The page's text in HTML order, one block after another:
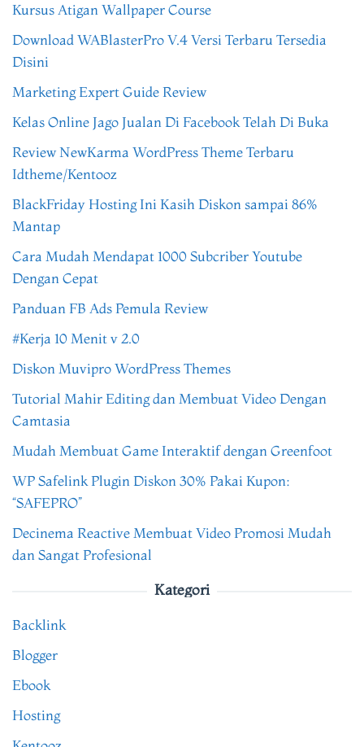
Kursus Atigan Wallpaper Course
Download WABlasterPro V.4 Versi Terbaru Tersedia
Disini
Marketing Expert Guide Review
Kelas Online Jago Jualan Di Facebook Telah Di Buka
Review NewKarma WordPress Theme Terbaru
Idtheme/Kentooz
BlackFriday Hosting Ini Kasih Diskon sampai 86%
Mantap
Cara Mudah Mendapat 1000 Subcriber Youtube
Dengan Cepat
Panduan FB Ads Pemula Review
#Kerja 10 Menit v 2.0
Diskon Muvipro WordPress Themes
Tutorial Mahir Editing dan Membuat Video Dengan
Camtasia
Mudah Membuat Game Interaktif dengan Greenfoot
WP Safelink Plugin Diskon 30% Pakai Kupon:
“SAFEPRO”
Decinema Reactive Membuat Video Promosi Mudah
dan Sangat Profesional
Kategori
Backlink
Blogger
Ebook
Hosting